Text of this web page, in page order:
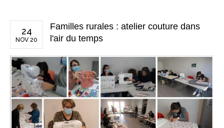
24
NOV 20
Familles rurales : atelier couture dans
l'air du temps